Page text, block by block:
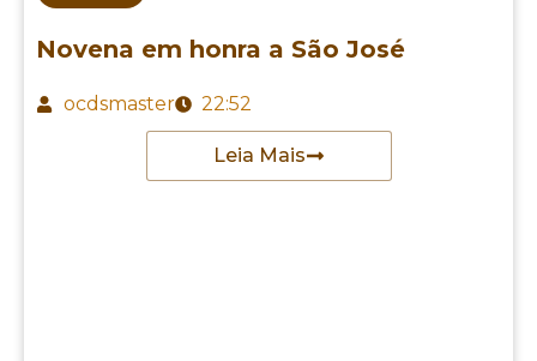
Novena em honra a São José
ocdsmaster 22:52
Leia Mais